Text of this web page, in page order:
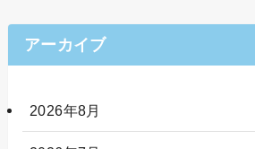
アーカイブ
2026年8月